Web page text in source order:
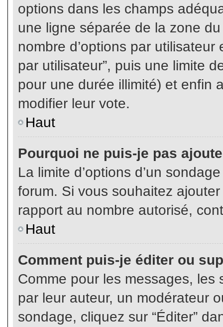
options dans les champs
une ligne séparée de la zone
nombre d’options par
par utilisateur”, puis une limite
pour une durée illimité) et enfin
modifier leur vote.
Haut
Pourquoi ne puis-je pas
La limite d’options d’un
forum. Si vous souhaitez
rapport au nombre autorisé,
Haut
Comment puis-je éditer ou
Comme pour les messages,
par leur auteur, un modérateur
sondage, cliquez sur “Éditer”